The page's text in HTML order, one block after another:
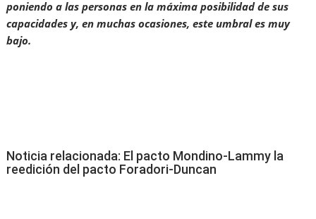
poniendo a las personas en la máxima posibilidad de sus
capacidades y, en muchas ocasiones, este umbral es muy
bajo.
Noticia relacionada: El pacto Mondino-Lammy la
reedición del pacto Foradori-Duncan